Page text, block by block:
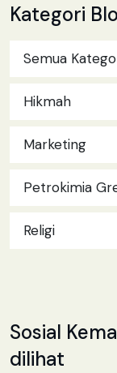
Kategori
Semua
Hikmah
Marketing
Petrokimia
Religi
Sosial
dilihat